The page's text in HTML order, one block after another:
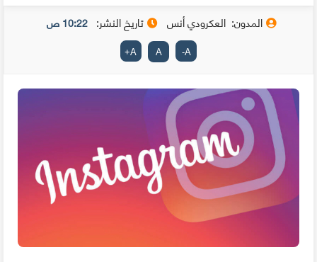
المدون: العكرودي أنس تاريخ النشر: 10:22 ص
A
-
A
A
+